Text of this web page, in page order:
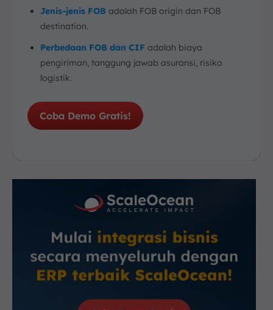
Jenis-jenis FOB adalah FOB origin dan FOB
destination.
Perbedaan FOB dan CIF adalah biaya
pengiriman, tanggung jawab asuransi, risiko
logistik.
Coba Demo Gratis!